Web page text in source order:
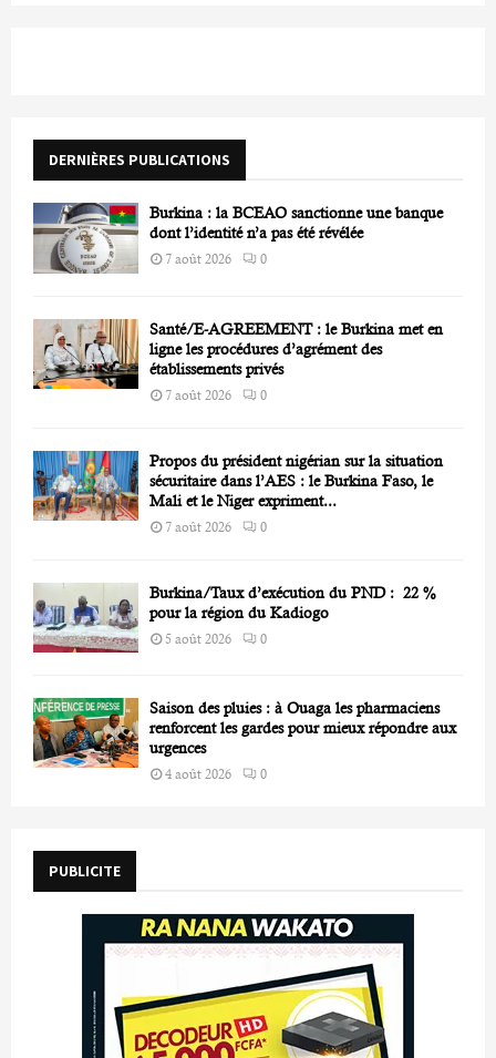
r
DERNIÈRES PUBLICATIONS
Burkina : la BCEAO sanctionne une banque
dont l’identité n’a pas été révélée
7 août 2026 0
Santé/E-AGREEMENT : le Burkina met en
ligne les procédures d’agrément des
établissements privés
7 août 2026 0
Propos du président nigérian sur la situation
sécuritaire dans l’AES : le Burkina Faso, le
Mali et le Niger expriment...
7 août 2026 0
Burkina/Taux d’exécution du PND : 22 %
pour la région du Kadiogo
5 août 2026 0
Saison des pluies : à Ouaga les pharmaciens
renforcent les gardes pour mieux répondre aux
urgences
4 août 2026 0
PUBLICITE